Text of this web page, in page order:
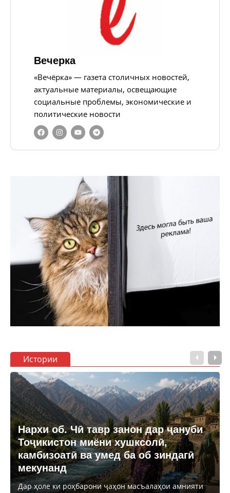
Вечерка
«Вечёрка» — газета столичных новостей,
актуальные материалы, освещающие
социальные проблемы, экономические и
политические новости
Истории
Нархи об. Чӣ тавр занон дар ҷануби
Тоҷикистон миёни хушксолӣ,
камбизоатӣ ва умед ба об зиндагӣ
мекунанд
Дар ҳоле ки роҳбарони ҷаҳон масъалаҳои амнияти